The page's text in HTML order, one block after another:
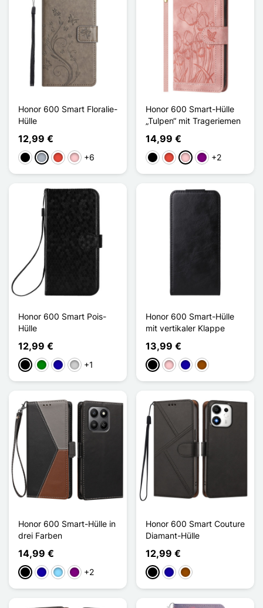
Honor 600 Smart Floralie-
Hülle
12,99 €
Schwarz
GrauRot Pink+6
Honor 600 Smart-Hülle
„Tulpen“ mit Trageriemen
14,99 €
Schwarz
Rot PinkViolett
+2
Honor 600 Smart Pois-
Hülle
12,99 €
Schwarz
GrünDunkelblau
Silber
+1
Honor 600 Smart-Hülle
mit vertikaler Klappe
13,99 €
Schwarz
PinkDunkelblau
Braun
Honor 600 Smart-Hülle in
drei Farben
14,99 €
SchwarzDunkelblau
HellblauViolett
+2
Honor 600 Smart Couture
Diamant-Hülle
12,99 €
SchwarzDunkelblau
Braun